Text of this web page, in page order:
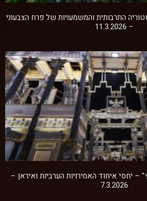
התרבותית והמשמעויות של פרח הצבעוני
– 11.3.2026
יחסי איחוד האמירויות הערביות ואיראן –
7.3.2026